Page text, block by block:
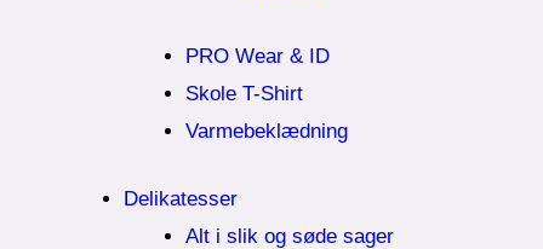
PRO Wear & ID
Skole T-Shirt
Varmebeklædning
Delikatesser
Alt i slik og søde sager